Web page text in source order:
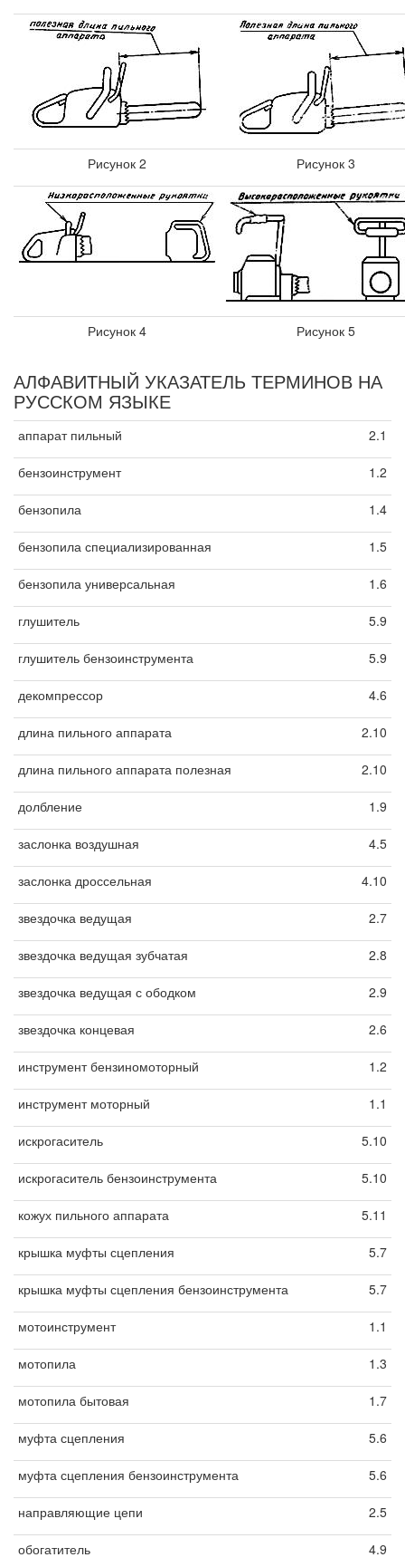
Рисунок 2 Рисунок 3
Рисунок 4 Рисунок 5
АЛФАВИТНЫЙ УКАЗАТЕЛЬ ТЕРМИНОВ НА
РУССКОМ ЯЗЫКЕ
аппарат пильный 2.1
бензоинструмент 1.2
бензопила 1.4
бензопила специализированная 1.5
бензопила универсальная 1.6
глушитель 5.9
глушитель бензоинструмента 5.9
декомпрессор 4.6
длина пильного аппарата 2.10
длина пильного аппарата полезная 2.10
долбление 1.9
заслонка воздушная 4.5
заслонка дроссельная 4.10
звездочка ведущая 2.7
звездочка ведущая зубчатая 2.8
звездочка ведущая с ободком 2.9
звездочка концевая 2.6
инструмент бензиномоторный 1.2
инструмент моторный 1.1
искрогаситель 5.10
искрогаситель бензоинструмента 5.10
кожух пильного аппарата 5.11
крышка муфты сцепления 5.7
крышка муфты сцепления бензоинструмента 5.7
мотоинструмент 1.1
мотопила 1.3
мотопила бытовая 1.7
муфта сцепления 5.6
муфта сцепления бензоинструмента 5.6
направляющие цепи 2.5
обогатитель 4.9